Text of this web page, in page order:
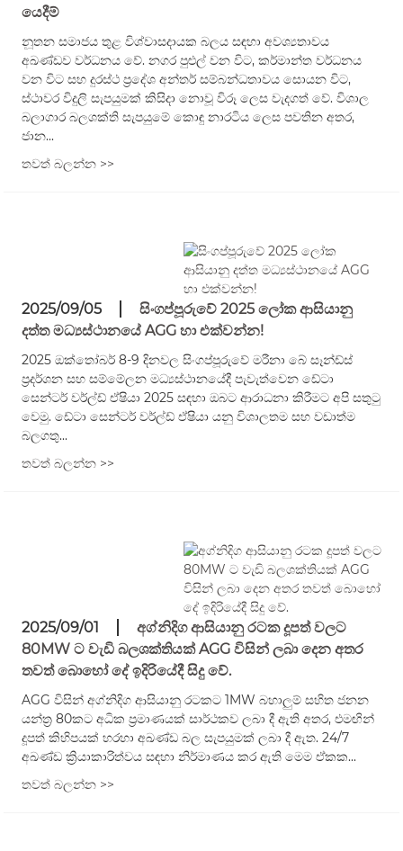
යෙදීම්
නූතන සමාජය තුළ විශ්වාසදායක බලය සඳහා අවශ්‍යතාවය
අඛණ්ඩව වර්ධනය වේ. නගර පුළුල් වන විට, කර්මාන්ත වර්ධනය
වන විට සහ දුරස්ථ ප්‍රදේශ අන්තර් සම්බන්ධතාවය සොයන විට,
ස්ථාවර විදුලි සැපයුමක් කිසිදා නොවූ විරූ ලෙස වැදගත් වේ. විශාල
බලාගාර බලශක්ති සැපයුමේ කොඳු නාරටිය ලෙස පවතින අතර,
ජාන...
තවත් බලන්න >>
2025/09/05
සිංගප්පූරුවේ 2025 ලෝක ආසියානු
දත්ත මධ්‍යස්ථානයේ AGG හා එක්වන්න!
2025 ඔක්තෝබර් 8-9 දිනවල සිංගප්පූරුවේ මරීනා බේ සෑන්ඩ්ස්
ප්‍රදර්ශන සහ සම්මේලන මධ්‍යස්ථානයේදී පැවැත්වෙන ඩේටා
සෙන්ටර් වර්ල්ඩ් ඒෂියා 2025 සඳහා ඔබට ආරාධනා කිරීමට අපි සතුටු
වෙමු. ඩේටා සෙන්ටර් වර්ල්ඩ් ඒෂියා යනු විශාලතම සහ වඩාත්ම
බලගතු...
තවත් බලන්න >>
2025/09/01
අග්නිදිග ආසියානු රටක දූපත් වලට
80MW ට වැඩි බලශක්තියක් AGG විසින් ලබා දෙන අතර
තවත් බොහෝ දේ ඉදිරියේදී සිදු වේ.
AGG විසින් අග්නිදිග ආසියානු රටකට 1MW බහාලුම් සහිත ජනන
යන්ත්‍ර 80කට අධික ප්‍රමාණයක් සාර්ථකව ලබා දී ඇති අතර, එමඟින්
දූපත් කිහිපයක් හරහා අඛණ්ඩ බල සැපයුමක් ලබා දී ඇත. 24/7
අඛණ්ඩ ක්‍රියාකාරිත්වය සඳහා නිර්මාණය කර ඇති මෙම ඒකක...
තවත් බලන්න >>